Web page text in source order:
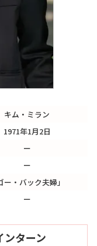
キム・ミラン
1971年1月2日
ー
ー
ー・バック夫婦」
ー
ンターン